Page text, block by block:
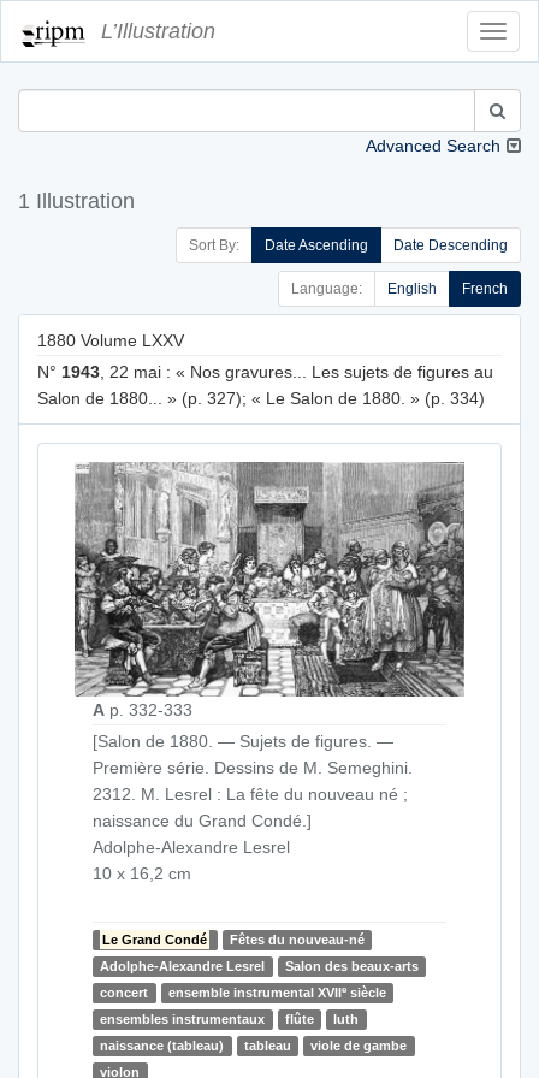
L’Illustration
Advanced Search
1 Illustration
Sort By: Date Ascending Date Descending
Language: English French
1880 Volume LXXV
N° 1943 , 22 mai : « Nos gravures... Les sujets de figures au
Salon de 1880... » (p. 327); « Le Salon de 1880. » (p. 334)
A p. 332-333
[Salon de 1880. — Sujets de figures. —
Première série. Dessins de M. Semeghini.
2312. M. Lesrel : La fête du nouveau né ;
naissance du Grand Condé.]
Adolphe-Alexandre Lesrel
10 x 16,2 cm
Le Grand Condé
Fêtes du nouveau-né
Adolphe-Alexandre Lesrel
Salon des beaux-arts
concert
ensemble instrumental XVIIesiècle
ensembles instrumentaux
flûte
luth
naissance (tableau)
tableau
viole de gambe
violon